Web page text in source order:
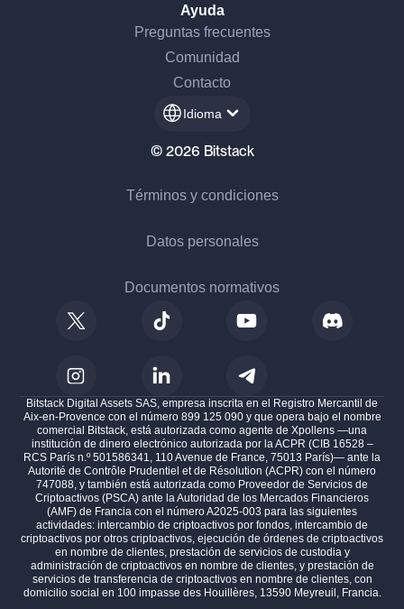
Ayuda
Preguntas frecuentes
Comunidad
Contacto
Idioma
© 2026 Bitstack
Términos y condiciones
Datos personales
Documentos normativos
Bitstack Digital Assets SAS, empresa inscrita en el Registro Mercantil de
Aix-en-Provence con el número 899 125 090 y que opera bajo el nombre
comercial Bitstack, está autorizada como agente de Xpollens —una
institución de dinero electrónico autorizada por la ACPR (CIB 16528 –
RCS París n.º 501586341, 110 Avenue de France, 75013 París)— ante la
Autorité de Contrôle Prudentiel et de Résolution (ACPR) con el número
747088, y también está autorizada como Proveedor de Servicios de
Criptoactivos (PSCA) ante la Autoridad de los Mercados Financieros
(AMF) de Francia con el número A2025-003 para las siguientes
actividades: intercambio de criptoactivos por fondos, intercambio de
criptoactivos por otros criptoactivos, ejecución de órdenes de criptoactivos
en nombre de clientes, prestación de servicios de custodia y
administración de criptoactivos en nombre de clientes, y prestación de
servicios de transferencia de criptoactivos en nombre de clientes, con
domicilio social en 100 impasse des Houillères, 13590 Meyreuil, Francia.